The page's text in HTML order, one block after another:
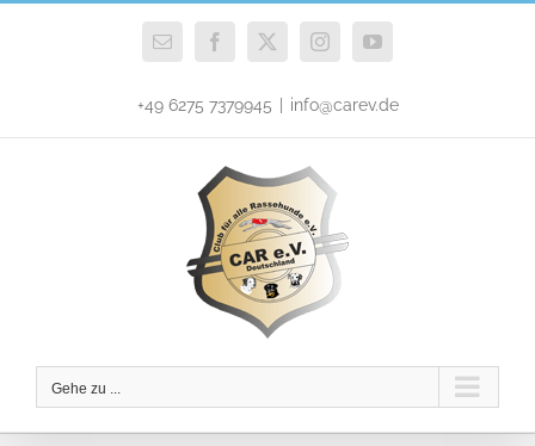
E-
Facebook
X InstagramYouTube
+49 6275 7379945 info@carev.de
Gehe zu ...